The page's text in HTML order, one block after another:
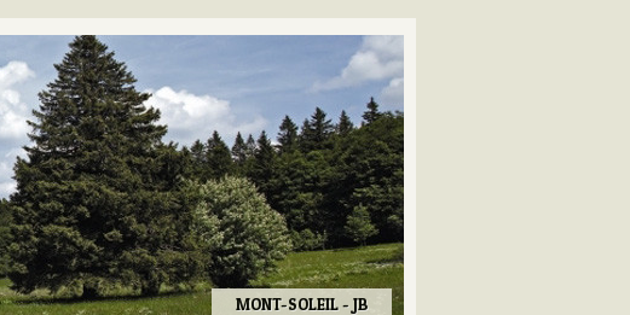
MONT-SOLEIL - JB